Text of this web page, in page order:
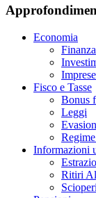
Economia
Finanza
Fisco e Tasse
Bonus
Leggi
Informazioni
Ritiri
Scioperi